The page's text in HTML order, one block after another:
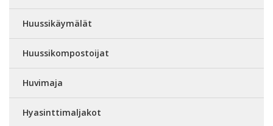
Huussikäymälät
Huussikompostoijat
Huvimaja
Hyasinttimaljakot